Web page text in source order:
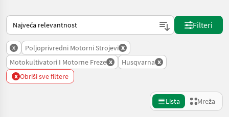
Način na koji sortira Landwirt.com
Filteri
x Poljoprivredni Motorni Strojevi x
Motokultivatori I Motorne Freze x Husqvarna x
x Obriši sve filtere
Lista Mreža